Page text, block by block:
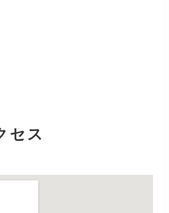
セス